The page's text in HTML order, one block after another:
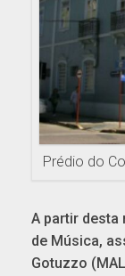
Prédio do
A partir desta
de Música,
Gotuzzo